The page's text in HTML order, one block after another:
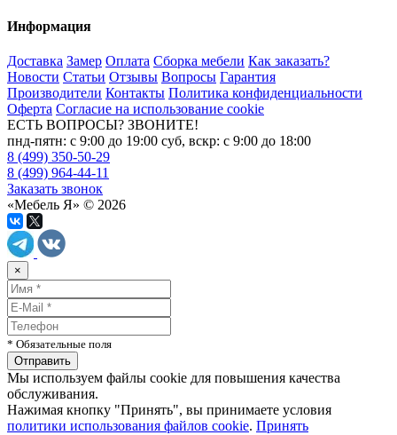
Информация
Доставка Замер Оплата Сборка мебели Как заказать?
Новости Статьи Отзывы Вопросы Гарантия
Производители Контакты Политика конфиденциальности
Оферта Согласие на использование cookie
ЕСТЬ ВОПРОСЫ? ЗВОНИТЕ!
пнд-пятн: с 9:00 до 19:00 суб, вскр: с 9:00 до 18:00
8 (499) 350-50-29
8 (499) 964-44-11
Заказать звонок
«Мебель Я» © 2026
×
* Обязательные поля
Мы используем файлы cookie для повышения качества
обслуживания.
Нажимая кнопку "Принять", вы принимаете условия
политики использования файлов cookie. Принять